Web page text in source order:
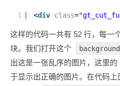
1 <div class=
这样的代码一共有 52 行，每一
块。我们打开这个
出这是一张乱序的图片，这里的
于显示出正确的图片。在代码